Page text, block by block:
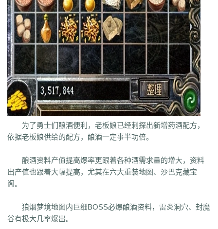
为了勇士们酿酒便利，老板娘已经刺探出新增药酒配方，
依据老板娘供给的配方，酿酒一定事半功倍。
酿酒资料产值提高爆率更跟着各种酒需求量的增大，资料
出产值也跟着大幅提高，尤其在六大重装地图、沙巴克藏宝
阁。
狼烟梦境地图内巨细BOSS必爆酿酒资料，雷炎洞穴、封魔
谷有极大几率爆出。